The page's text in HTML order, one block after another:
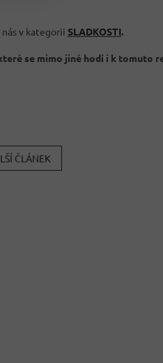
v kategorii SLADKOSTI.
se mimo jiné hodí i k tomuto
ČLÁNEK